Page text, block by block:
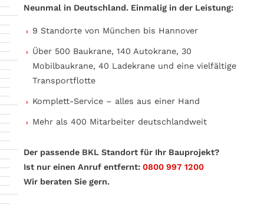
Neunmal in Deutschland. Einmalig in der Leistung:
9 Standorte von München bis Hannover
Über 500 Baukrane, 140 Autokrane, 30
Mobilbaukrane, 40 Ladekrane und eine vielfältige
Transportflotte
Komplett-Service – alles aus einer Hand
Mehr als 400 Mitarbeiter deutschlandweit
Der passende BKL Standort für Ihr Bauprojekt?
Ist nur einen Anruf entfernt: 0800 997 1200
Wir beraten Sie gern.